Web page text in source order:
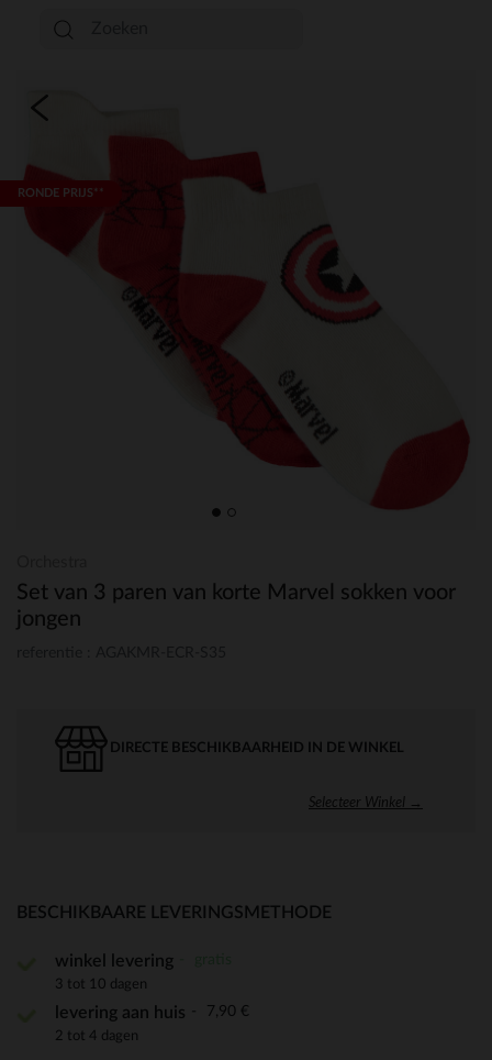
RONDE PRIJS**
Set van 3 paren van korte Marvel sokken voor
jongen
DIRECTE BESCHIKBAARHEID IN DE WINKEL
Selecteer Winkel →
BESCHIKBAARE LEVERINGSMETHODE
winkel levering
3 tot 10 dagen
levering aan huis 7,90 €
2 tot 4 dagen